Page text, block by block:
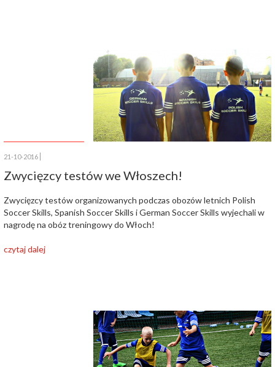
21-10-2016
Zwycięzcy testów we Włoszech!
Zwycięzcy testów organizowanych podczas obozów letnich Polish
Soccer Skills, Spanish Soccer Skills i German Soccer Skills wyjechali w
nagrodę na obóz treningowy do Włoch!
czytaj dalej